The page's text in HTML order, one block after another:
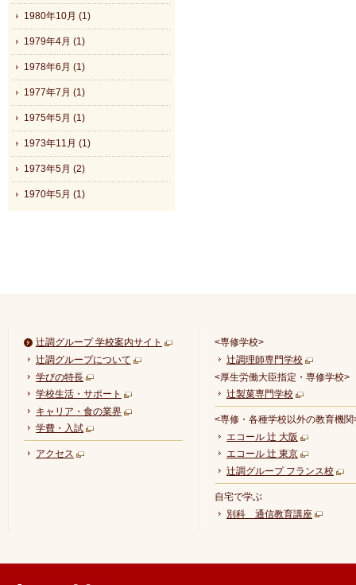
1980年10月 (1)
1979年4月 (1)
1978年6月 (1)
1977年7月 (1)
1975年5月 (1)
1973年11月 (1)
1973年5月 (2)
1970年5月 (1)
辻調グループ 学校案内サイト
辻調グループについて
学びの特長
学校生活・サポート
キャリア・食の業界
学費・入試
アクセス
<専修学校>
辻調理師専門学校
<厚生労働大臣指定・専修学校>
辻製菓専門学校
<専修・各種学校以外の教育機関
エコール 辻 大阪
エコール 辻 東京
辻調グループ フランス校
自宅で学ぶ
別科 通信教育講座